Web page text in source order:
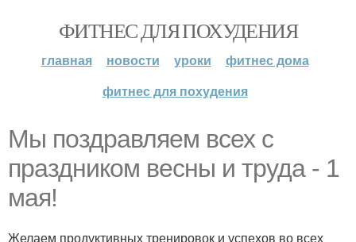
ФИТНЕС ДЛЯ ПОХУДЕНИЯ
главная новости уроки
фитнес дома
фитнес для похудения
Мы поздравляем всех с
праздником весны и труда - 1
мая!
Желаем продуктивных тренировок и успехов во всех